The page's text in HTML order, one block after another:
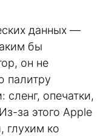
данных —
бы
он не
палитру
опечатки,
за этого Apple
глухим ко